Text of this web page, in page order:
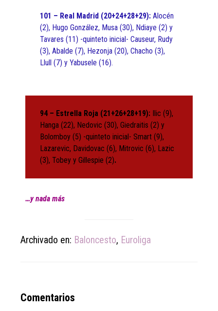
101 – Real Madrid (20+24+28+29):Alocén
(2), Hugo González, Musa (30), Ndiaye (2) y
Tavares (11) -quinteto inicial- Causeur, Rudy
(3), Abalde (7), Hezonja (20), Chacho (3),
Llull (7) y Yabusele (16).
94 – Estrella Roja (21+26+28+19): Ilic (9),
Hanga (22), Nedovic (30), Giedraitis (2) y
Bolomboy (5) -quinteto inicial- Smart (9),
Lazarevic, Davidovac (6), Mitrovic (6), Lazic
(3), Tobey y Gillespie (2).
…y nada más
Archivado en: Baloncesto, Euroliga
Reader
Comentarios